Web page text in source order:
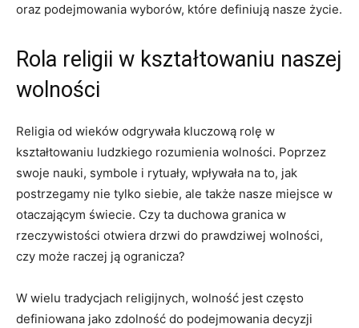
⁢oraz podejmowania wyborów, które⁣ definiują nasze życie.
Rola religii w kształtowaniu naszej‌
wolności
Religia od wieków odgrywała kluczową rolę ⁤w
kształtowaniu ludzkiego rozumienia wolności. Poprzez
swoje nauki, symbole ‍i ‌rytuały, wpływała na to, jak
postrzegamy ‍nie tylko siebie, ale także nasze miejsce w
otaczającym ‌świecie. Czy ta ⁣duchowa granica w
rzeczywistości otwiera drzwi do prawdziwej wolności,
czy może raczej ⁤ją ⁢ogranicza?
W wielu tradycjach religijnych, wolność jest często
definiowana jako zdolność do podejmowania decyzji